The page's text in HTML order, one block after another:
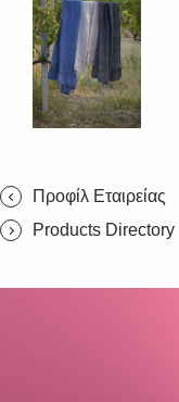
Προφίλ Εταιρείας
Products Directory